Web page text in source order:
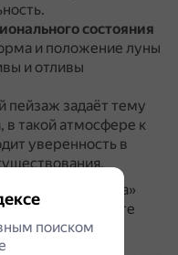
состояния
и положение луны
и отливы
пейзаж задаёт тему
в такой атмосфере к
уверенность в
и Джульетта»
часто в контексте
поиском